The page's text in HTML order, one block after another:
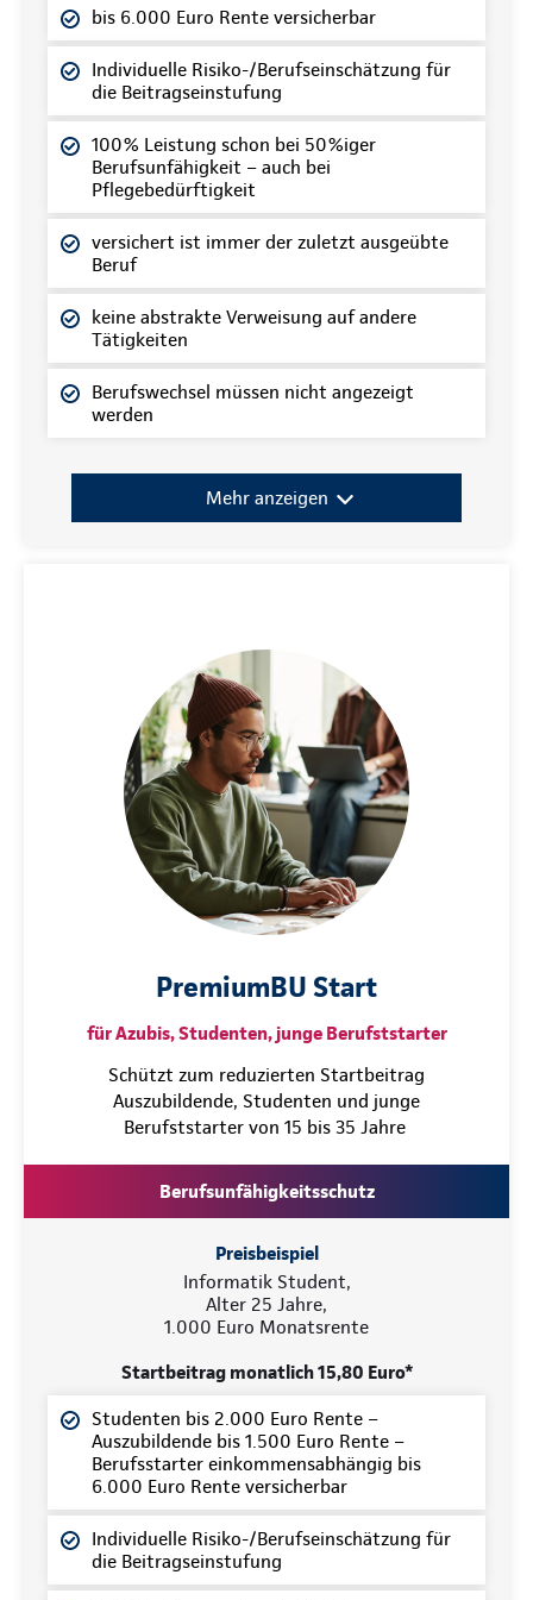
bis 6.000 Euro Rente versicherbar
Individuelle Risiko-/Berufseinschätzung für
die Beitragseinstufung
100% Leistung schon bei 50%iger
Berufsunfähigkeit – auch bei
Pflegebedürftigkeit
versichert ist immer der zuletzt ausgeübte
Beruf
keine abstrakte Verweisung auf andere
Tätigkeiten
Berufswechsel müssen nicht angezeigt
werden
Mehr anzeigen
PremiumBU Start
für Azubis, Studenten, junge Berufststarter
Schützt zum reduzierten Startbeitrag
Auszubildende, Studenten und junge
Berufststarter von 15 bis 35 Jahre
Berufsunfähigkeitsschutz
Preisbeispiel
Informatik Student,
Alter 25 Jahre,
1.000 Euro Monatsrente
Startbeitrag monatlich 15,80 Euro*
Studenten bis 2.000 Euro Rente –
Auszubildende bis 1.500 Euro Rente –
Berufsstarter einkommensabhängig bis
6.000 Euro Rente versicherbar
Individuelle Risiko-/Berufseinschätzung für
die Beitragseinstufung